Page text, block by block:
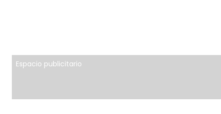
Espacio publicitario